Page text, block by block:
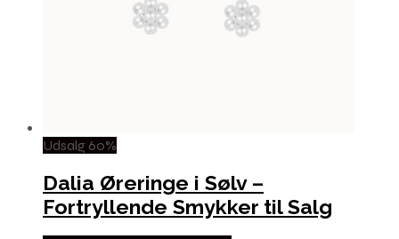
Udsalg 60%
Dalia Øreringe i Sølv –
Fortryllende Smykker til Salg